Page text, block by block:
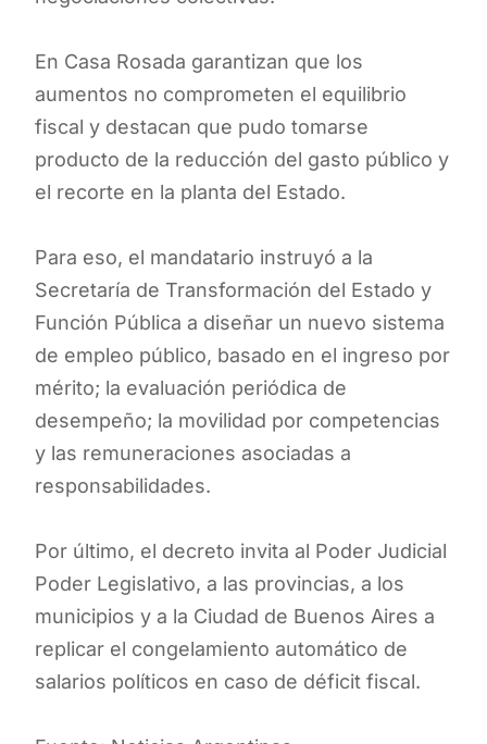
En Casa Rosada garantizan que los
aumentos no comprometen el equilibrio
fiscal y destacan que pudo tomarse
producto de la reducción del gasto público y
el recorte en la planta del Estado.
Para eso, el mandatario instruyó a la
Secretaría de Transformación del Estado y
Función Pública a diseñar un nuevo sistema
de empleo público, basado en el ingreso por
mérito; la evaluación periódica de
desempeño; la movilidad por competencias
y las remuneraciones asociadas a
responsabilidades.
Por último, el decreto invita al Poder Judicial
Poder Legislativo, a las provincias, a los
municipios y a la Ciudad de Buenos Aires a
replicar el congelamiento automático de
salarios políticos en caso de déficit fiscal.